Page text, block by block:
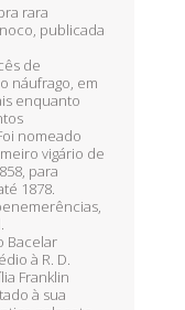
rara
publicada
de
náufrago, em
enquanto
nomeado
vigário de
para
1878.
Bacelar
à R. D.
Franklin
à sua